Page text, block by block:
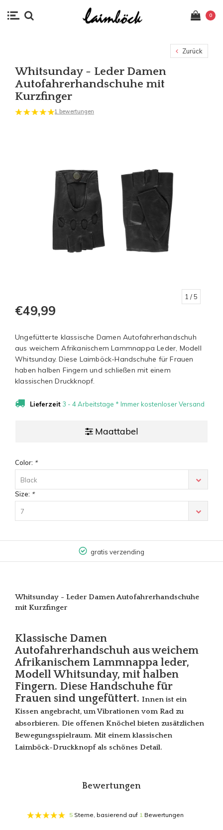
0
Zurück
Whitsunday - Leder Damen
Autofahrerhandschuhe mit
Kurzfinger
1 bewertungen
1 / 5
€49,99
Ungefütterte klassische Damen Autofahrerhandschuh
aus weichem Afrikanischem Lammnappa Leder, Modell
Whitsunday. Diese Laimböck-Handschuhe für Frauen
haben halben Fingern und schließen mit einem
klassischen Druckknopf.
Lieferzeit 3 - 4 Arbeitstage * Immer kostenloser Versand
Maattabel
Color: *
Black
Size: *
7
gratis verzending
Whitsunday - Leder Damen Autofahrerhandschuhe
mit Kurzfinger
Klassische Damen
Autofahrerhandschuh aus weichem
Afrikanischem Lammnappa leder,
Modell Whitsunday, mit halben
Fingern. Diese Handschuhe für
Frauen sind ungefüttert. Innen ist ein
Kissen angebracht, um Vibrationen vom Rad zu
absorbieren. Die offenen Knöchel bieten zusätzlichen
Bewegungsspielraum. Mit einem klassischen
Laimböck-Druckknopf als schönes Detail.
Bewertungen
5 Sterne, basierend auf 1 Bewertungen